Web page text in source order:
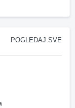
POGLEDAJ SVE